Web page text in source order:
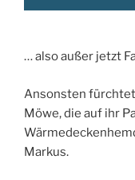
… also außer jetzt
Ansonsten fürchtet
Möwe, die auf ihr
Markus.